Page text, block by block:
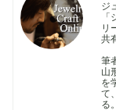
ジ
リ
共
筆
山
を
て
る。